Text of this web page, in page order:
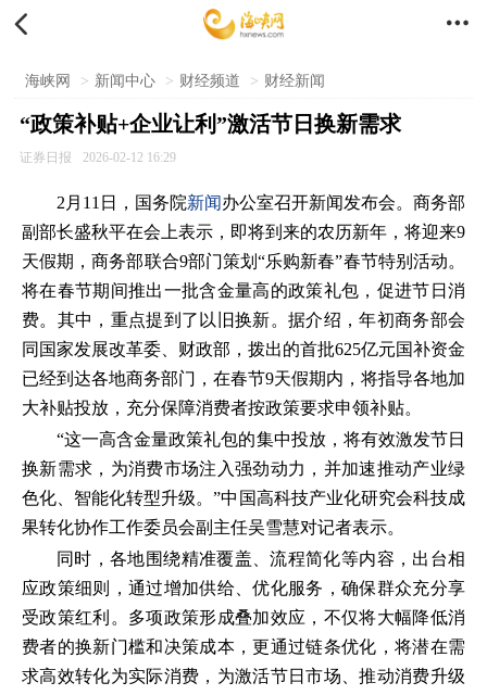
 
海峡网 > 新闻中心 > 财经频道 > 财经新闻
“政策补贴+企业让利”激活节日换新需求
证券日报 2026-02-12 16:29
2月11日，国务院新闻办公室召开新闻发布会。商务部
副部长盛秋平在会上表示，即将到来的农历新年，将迎来9
天假期，商务部联合9部门策划“乐购新春”春节特别活动。
将在春节期间推出一批含金量高的政策礼包，促进节日消
费。其中，重点提到了以旧换新。据介绍，年初商务部会
同国家发展改革委、财政部，拨出的首批625亿元国补资金
已经到达各地商务部门，在春节9天假期内，将指导各地加
大补贴投放，充分保障消费者按政策要求申领补贴。
“这一高含金量政策礼包的集中投放，将有效激发节日
换新需求，为消费市场注入强劲动力，并加速推动产业绿
色化、智能化转型升级。”中国高科技产业化研究会科技成
果转化协作工作委员会副主任吴雪慧对记者表示。
同时，各地围绕精准覆盖、流程简化等内容，出台相
应政策细则，通过增加供给、优化服务，确保群众充分享
受政策红利。多项政策形成叠加效应，不仅将大幅降低消
费者的换新门槛和决策成本，更通过链条优化，将潜在需
求高效转化为实际消费，为激活节日市场、推动消费升级